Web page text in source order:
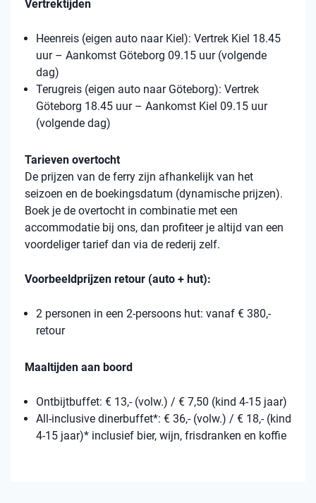
Vertrektijden
Heenreis (eigen auto naar Kiel): Vertrek Kiel 18.45
uur – Aankomst Göteborg 09.15 uur (volgende
dag)
Terugreis (eigen auto naar Göteborg): Vertrek
Göteborg 18.45 uur – Aankomst Kiel 09.15 uur
(volgende dag)
Tarieven overtocht
De prijzen van de ferry zijn afhankelijk van het
seizoen en de boekingsdatum (dynamische prijzen).
Boek je de overtocht in combinatie met een
accommodatie bij ons, dan profiteer je altijd van een
voordeliger tarief dan via de rederij zelf.
Voorbeeldprijzen retour (auto + hut):
2 personen in een 2-persoons hut: vanaf € 380,-
retour
Maaltijden aan boord
Ontbijtbuffet: € 13,- (volw.) / € 7,50 (kind 4-15 jaar)
All-inclusive dinerbuffet*: € 36,- (volw.) / € 18,- (kind
4-15 jaar)* inclusief bier, wijn, frisdranken en koffie